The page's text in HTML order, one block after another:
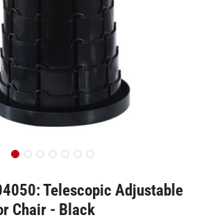
Telescopic Adjustable
Chair - Black